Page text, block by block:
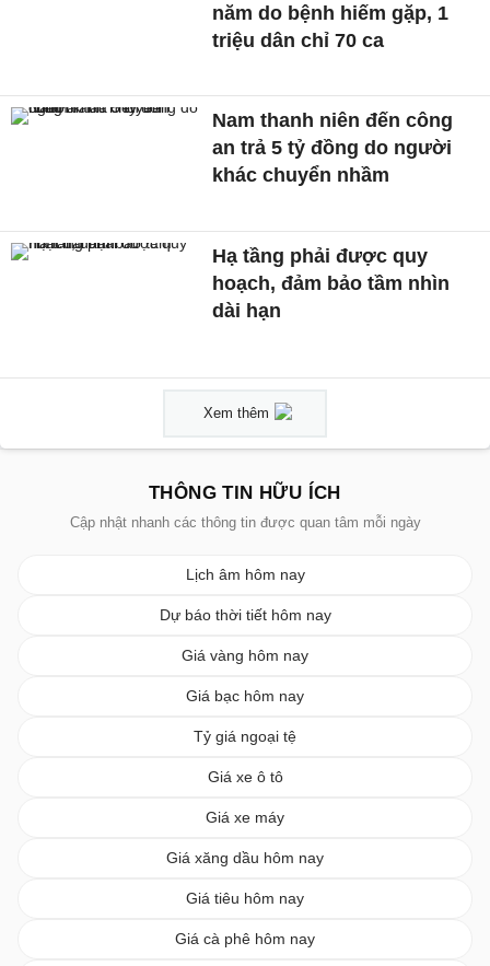
năm do bệnh hiếm gặp, 1
triệu dân chỉ 70 ca
Nam thanh niên đến công
an trả 5 tỷ đồng do người
khác chuyển nhầm
Hạ tầng phải được quy
hoạch, đảm bảo tầm nhìn
dài hạn
Xem thêm
THÔNG TIN HỮU ÍCH
Cập nhật nhanh các thông tin được quan tâm mỗi ngày
Lịch âm hôm nay
Dự báo thời tiết hôm nay
Giá vàng hôm nay
Giá bạc hôm nay
Tỷ giá ngoại tệ
Giá xe ô tô
Giá xe máy
Giá xăng dầu hôm nay
Giá tiêu hôm nay
Giá cà phê hôm nay